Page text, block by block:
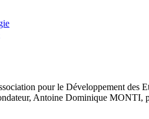
pour le Développement des
Antoine Dominique MONTI,